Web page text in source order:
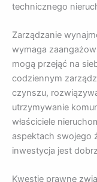
technicznego
Zarządzanie
wymaga
mogą przejąć na
codziennym
czynszu,
utrzymywanie
właściciele
aspektach swojego
inwestycja jest
Kwestie prawne